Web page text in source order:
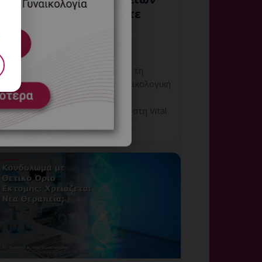
πριν τη Θεραπεία: Πότε
Είναι Απαραίτητος;
6 Αυγούστου, 2026
Έλεγχος Ζωτικών Σημείων πριν τη
Θεραπεία: εξατομικευμένη γυναικολογική
αξιολόγηση, σαφές πλάνο
παρακολούθησης και ραντεβού στη Vital
WomanHood Clinic Γλυφ